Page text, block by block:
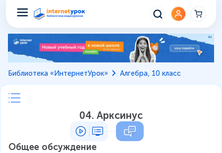
Библиотека «ИнтернетУрок» Алгебра, 10 класс
04. Арксинус
Общее обсуждение